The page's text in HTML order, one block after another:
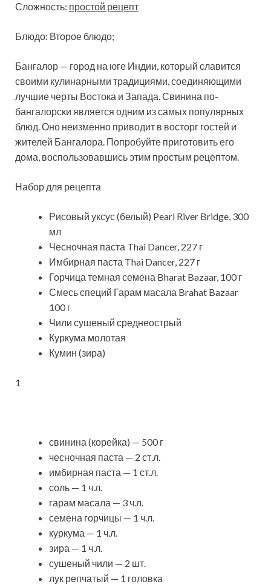
Сложность: простой рецепт
Блюдо: Второе блюдо;
Бангалор — город на юге Индии, который славится
своими кулинарными традициями, соединяющими
лучшие черты Востока и Запада. Свинина по-
бангалорски является одним из самых популярных
блюд. Оно неизменно приводит в восторг гостей и
жителей Бангалора. Попробуйте приготовить его
дома, воспользовавшись этим простым рецептом.
Набор для рецепта
Рисовый уксус (белый) Pearl River Bridge, 300
мл
Чесночная паста Thai Dancer, 227 г
Имбирная паста Thai Dancer, 227 г
Горчица темная семена Bharat Bazaar, 100 г
Смесь специй Гарам масала Brahat Bazaar
100 г
Чили сушеный среднеострый
Куркума молотая
Кумин (зира)
1
свинина (корейка) — 500 г
чесночная паста — 2 ст.л.
имбирная паста — 1 ст.л.
соль — 1 ч.л.
гарам масала — 3 ч.л.
семена горчицы — 1 ч.л.
куркума — 1 ч.л.
зира — 1 ч.л.
сушеный чили — 2 шт.
лук репчатый — 1 головка